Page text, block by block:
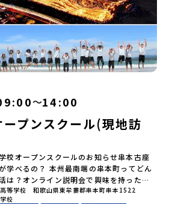
時は、メールアドレスの入力間違いにご
いて１室に複数(同性2～4名程度)で宿泊
アレルギー対応について個別の詳細なア
えしかねる場合がございます。対応が必
談ください。・参加取消や急遽参加でき
加決定後の参加お取り消しはご遠慮下さ
シーやむを得ない参加お取り消しの場
対応させていただきます。ご了承くださ
行代金】・21日目にあたる日以前：無
7日目-2日目：30％・プログラム開始日
開始日当日：50％・ご連絡無しでの不参
の解除：100％・催行中止について天候な
見合わせる可能性があります。その場合
にご連絡いたします。又、最少催行人数
催日3週間前までに催行中止の旨をメール
記載された「当選確認フォーム」に3日以
ォームの提出をもって参加確定とさせて
ォームの期日までにご回答いただけない
させていただきます。当選取り消しがあ
者へご連絡させていただきます。登録メ
望の場合は下記の地域みらい留学公式
だけません。その場合は、
ールを受信できるよう設定をお願いいた
別のお問合せにはお答えしておりません
お申し込みについてお申込はお一人様1回
ォンからお申込ください。申込後の内容
時は、メールアドレスの入力間違いにご
いて１室に複数(同性2～4名程度)で宿泊
アレルギー対応について個別の詳細なア
えしかねる場合がございます。対応が必
談ください。・参加取消や急遽参加でき
＞（AM）「大更駅複合施設の見学」「振
-個人での振り返り -グループでの振り
PM） 解散 ※天候の状況や参加人数によっ
合がございます。参加概要【開催場所】
程】8月3日（月）〜8月5日（水）※参加が
) 18:30～20：00に 「参加者向け事前オ
案内する予定です。【集合場所・時間】
生、中学3年生【宿泊先】ペンションき
名程度)で宿泊いただく予定です。【旅行
れる費用のうち、以下の内容が無料と
）・プログラム内のアクティビティ・体
の費用は参加者のご負担となります・集
お土産代や自由時間の個人飲食費などの
大10名（お申し込み多数の場合は抽選の
申し込み多数の場合は、締め切り後1週間
いたします。【申し込み締切】6月8日
月) 12：00まで疑問も不安もワクワクに
に深く感謝しながら生きていく姿勢は今
。日本遺産にも認定されている「サケ」
の裾野で命を育む酪農の歴史など、自然
てきた風土が存在します。標津高校で
を考える「フードデザイン」の授業がお
ちが地元の素材を活かしたメニュー開発
イベントにも出展して広く地元の方へ届
今回のプログラムでは、この取り組みを
食づくりを体験。地域の食文化と向き合
聞くことができます🎵先輩たちとの交流
ト」が見つかるきっかけになります。そ
な魅力がギュッと詰まった北海道標津町
、五感で感じるフィールドワークをしな
」「伝統的な産業と人々の暮らし」の魅
んか？体験のおすすめポイント体験プロ
目＞（PM）「オリエンテーション・自己
〜14:00
プンスクール(現地訪
校オープンスクールのお知らせ串本古座
学べるの？ 本州最南端の串本町ってどん
は？オンライン説明会で興味を持った
い方、ぜひ串本古座高校のオープンスク
等学校 和歌山県東牟婁郡串本町串本1522
校